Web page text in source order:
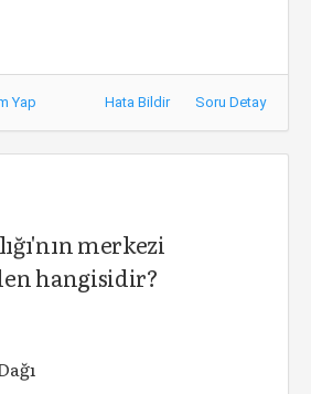
Yap Hata Bildir Soru Detay
merkezi
hangisidir?